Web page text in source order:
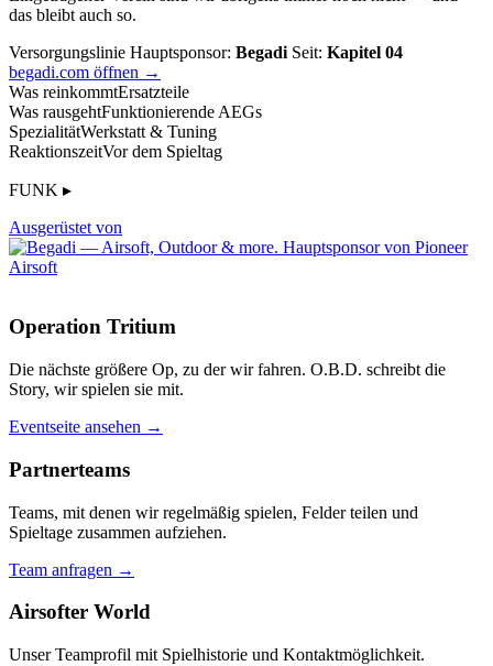
das bleibt auch so.
Versorgungslinie Hauptsponsor: Begadi Seit: Kapitel 04
begadi.com öffnen →
Was reinkommtErsatzteile
Was rausgehtFunktionierende AEGs
SpezialitätWerkstatt & Tuning
ReaktionszeitVor dem Spieltag
FUNK ▸
Ausgerüstet von
Operation Tritium
Die nächste größere Op, zu der wir fahren. O.B.D. schreibt die
Story, wir spielen sie mit.
Eventseite ansehen →
Partnerteams
Teams, mit denen wir regelmäßig spielen, Felder teilen und
Spieltage zusammen aufziehen.
Team anfragen →
Airsofter World
Unser Teamprofil mit Spielhistorie und Kontaktmöglichkeit.